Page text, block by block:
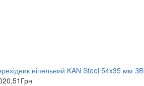
ніпельний KAN Steel 54x35 мм ЗВ
Грн